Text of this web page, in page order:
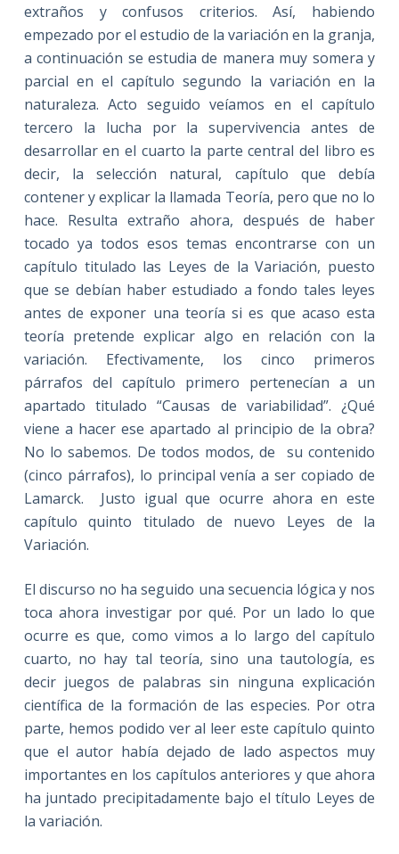
extraños y confusos criterios. Así, habiendo
empezado por el estudio de la variación en la granja,
a continuación se estudia de manera muy somera y
parcial en el capítulo segundo la variación en la
naturaleza. Acto seguido veíamos en el capítulo
tercero la lucha por la supervivencia antes de
desarrollar en el cuarto la parte central del libro es
decir, la selección natural, capítulo que debía
contener y explicar la llamada Teoría, pero que no lo
hace. Resulta extraño ahora, después de haber
tocado ya todos esos temas encontrarse con un
capítulo titulado las Leyes de la Variación, puesto
que se debían haber estudiado a fondo tales leyes
antes de exponer una teoría si es que acaso esta
teoría pretende explicar algo en relación con la
variación. Efectivamente, los cinco primeros
párrafos del capítulo primero pertenecían a un
apartado titulado “Causas de variabilidad”. ¿Qué
viene a hacer ese apartado al principio de la obra?
No lo sabemos. De todos modos, de su contenido
(cinco párrafos), lo principal venía a ser copiado de
Lamarck. Justo igual que ocurre ahora en este
capítulo quinto titulado de nuevo Leyes de la
Variación.
El discurso no ha seguido una secuencia lógica y nos
toca ahora investigar por qué. Por un lado lo que
ocurre es que, como vimos a lo largo del capítulo
cuarto, no hay tal teoría, sino una tautología, es
decir juegos de palabras sin ninguna explicación
científica de la formación de las especies. Por otra
parte, hemos podido ver al leer este capítulo quinto
que el autor había dejado de lado aspectos muy
importantes en los capítulos anteriores y que ahora
ha juntado precipitadamente bajo el título Leyes de
la variación.